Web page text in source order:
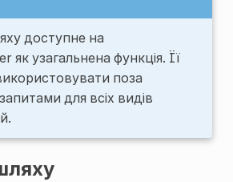
доступне на
як узагальнена функція. Її
поза
для всіх видів